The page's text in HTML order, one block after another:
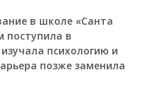
в школе «Санта
поступила в
психологию и
позже заменила